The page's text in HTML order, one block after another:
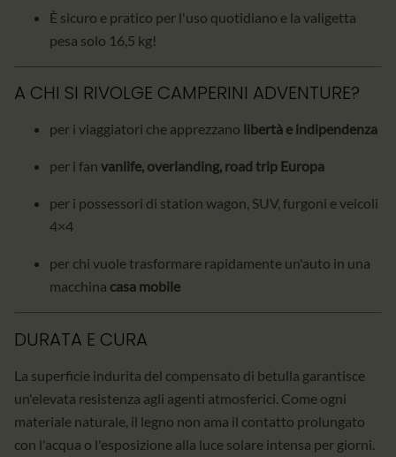
È sicuro e pratico per l'uso quotidiano e la valigetta
pesa solo 16,5 kg!
A CHI SI RIVOLGE CAMPERINI ADVENTURE?
per i viaggiatori che apprezzano libertà e indipendenza
per i fan vanlife, overlanding, road trip Europa
per i possessori di station wagon, SUV, furgoni e veicoli
4×4
per chi vuole trasformare rapidamente un'auto in una
macchina casa mobile
DURATA E CURA
La superficie indurita del compensato di betulla garantisce
un'elevata resistenza agli agenti atmosferici. Come ogni
materiale naturale, il legno non ama il contatto prolungato
con l'acqua o l'esposizione alla luce solare intensa per giorni.